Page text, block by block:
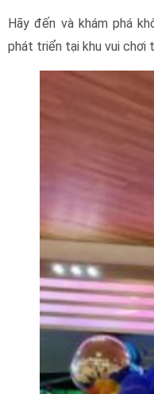
Hãy đến và khám phá
phát triển tại khu vui chơi